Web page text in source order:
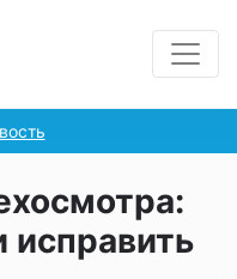
исправить